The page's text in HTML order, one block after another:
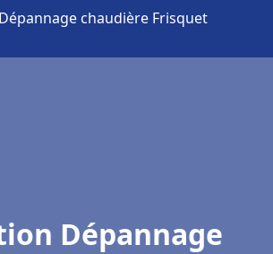
chaudière Frisquet
Dépannage